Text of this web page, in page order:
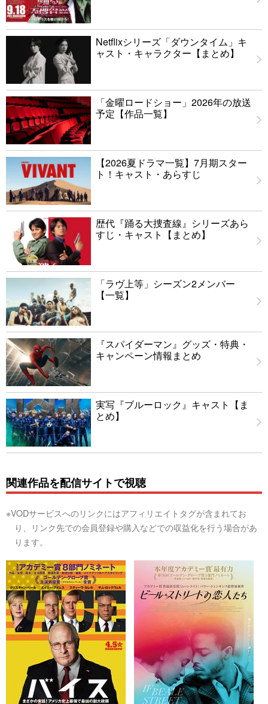
Netflixシリーズ「ダウンタイム」キ
ャスト・キャラクター【まとめ】
「金曜ロードショー」2026年の放送
予定【作品一覧】
【2026夏ドラマ一覧】7月期スター
ト！キャスト・あらすじ
歴代『踊る大捜査線』シリーズあら
すじ・キャスト【まとめ】
「ラヴ上等」シーズン2メンバー
【一覧】
『スパイダーマン』グッズ・特典・
キャンペーン情報まとめ
実写『ブルーロック』キャスト【ま
とめ】
関連作品を配信サイトで視聴
※VODサービスへのリンクにはアフィリエイトタグが含まれてお
り、リンク先での会員登録や購入などでの収益化を行う場合があ
ります。